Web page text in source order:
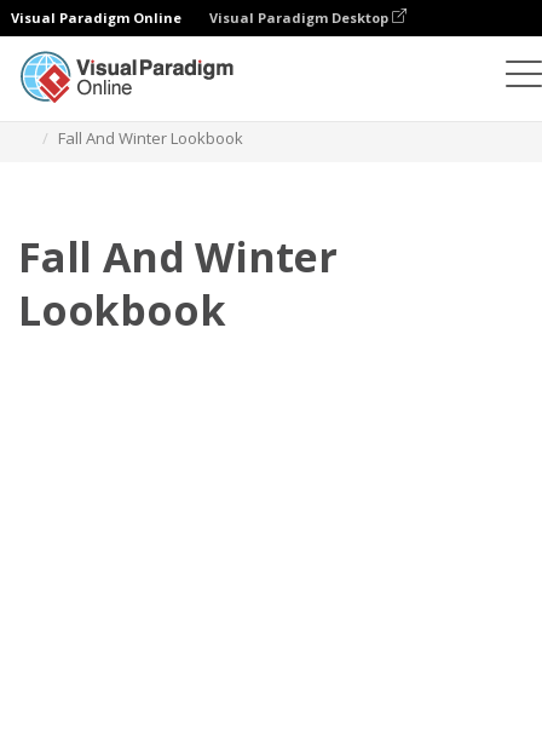
Visual Paradigm Online Visual Paradigm Desktop
Fall And Winter Lookbook
Fall And Winter
Lookbook